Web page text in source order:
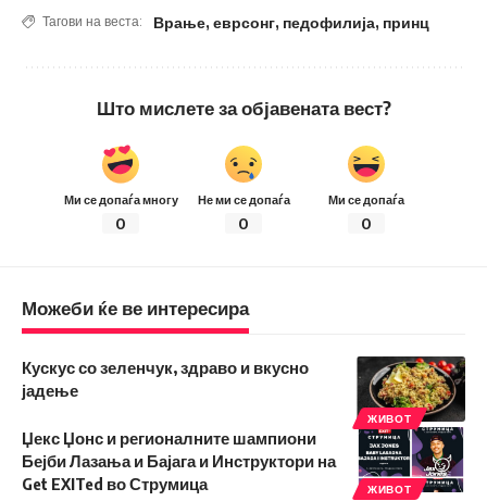
Тагови на веста: Врање, еврсонг, педофилија, принц
Што мислете за објавената вест?
Ми се допаѓа многу
0
Не ми се допаѓа
0
Ми се допаѓа
0
Можеби ќе ве интересира
ЖИВОТ
Кускус со зеленчук, здраво и вкусно
јадење
ЖИВОТ
Џекс Џонс и регионалните шампиони
Бејби Лазања и Бајага и Инструктори на
Get EXITed во Струмица